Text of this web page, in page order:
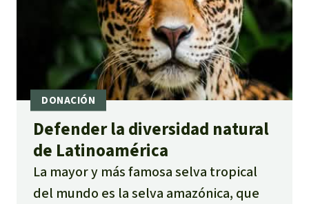
Defender la diversidad natural
de Latinoamérica
La mayor y más famosa selva tropical
del mundo es la selva amazónica, que